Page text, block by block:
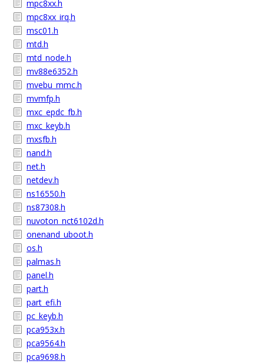
mpc8xx.h
mpc8xx_irq.h
msc01.h
mtd.h
mtd_node.h
mv88e6352.h
mvebu_mmc.h
mvmfp.h
mxc_epdc_fb.h
mxc_keyb.h
mxsfb.h
nand.h
net.h
netdev.h
ns16550.h
ns87308.h
nuvoton_nct6102d.h
onenand_uboot.h
os.h
palmas.h
panel.h
part.h
part_efi.h
pc_keyb.h
pca953x.h
pca9564.h
pca9698.h